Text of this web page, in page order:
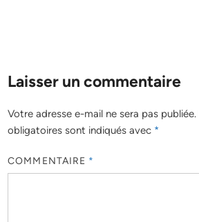
Laisser un commentaire
Votre adresse e-mail ne sera pas publiée.
obligatoires sont indiqués avec *
COMMENTAIRE *